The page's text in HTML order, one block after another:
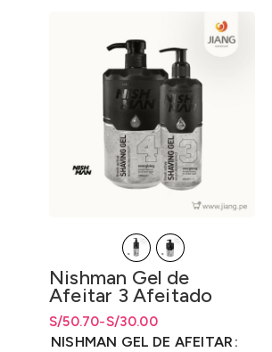
Nishman Gel de
Afeitar 3 Afeitado
Fácil 400ml 4
Afeitado Fácil x1L.
S/30.00
-
S/50.70
Rango de precios: desde
S/30.00 hasta S/50.70
Rango de precios: desde
S/30.00hastaS/50.70
NISHMAN GEL DE AFEITAR